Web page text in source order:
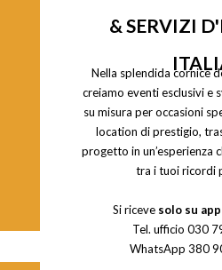
& SERVIZI
Nella splendida cornice
creiamo eventi esclusivi e
su misura per occasioni
location di prestigio,
progetto in un’esperienza
tra i tuoi ricordi
Si riceve solo su
Tel. ufficio 030
WhatsApp 380